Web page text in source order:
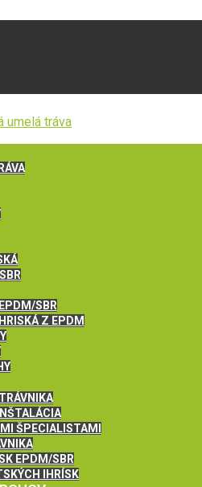
SBR
Z EPDM
ŠPECIALISTAMI
EPDM/SBR
IHRÍSK